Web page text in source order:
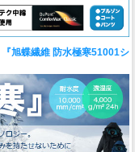
旭蝶繊維 防水極寒51001シ